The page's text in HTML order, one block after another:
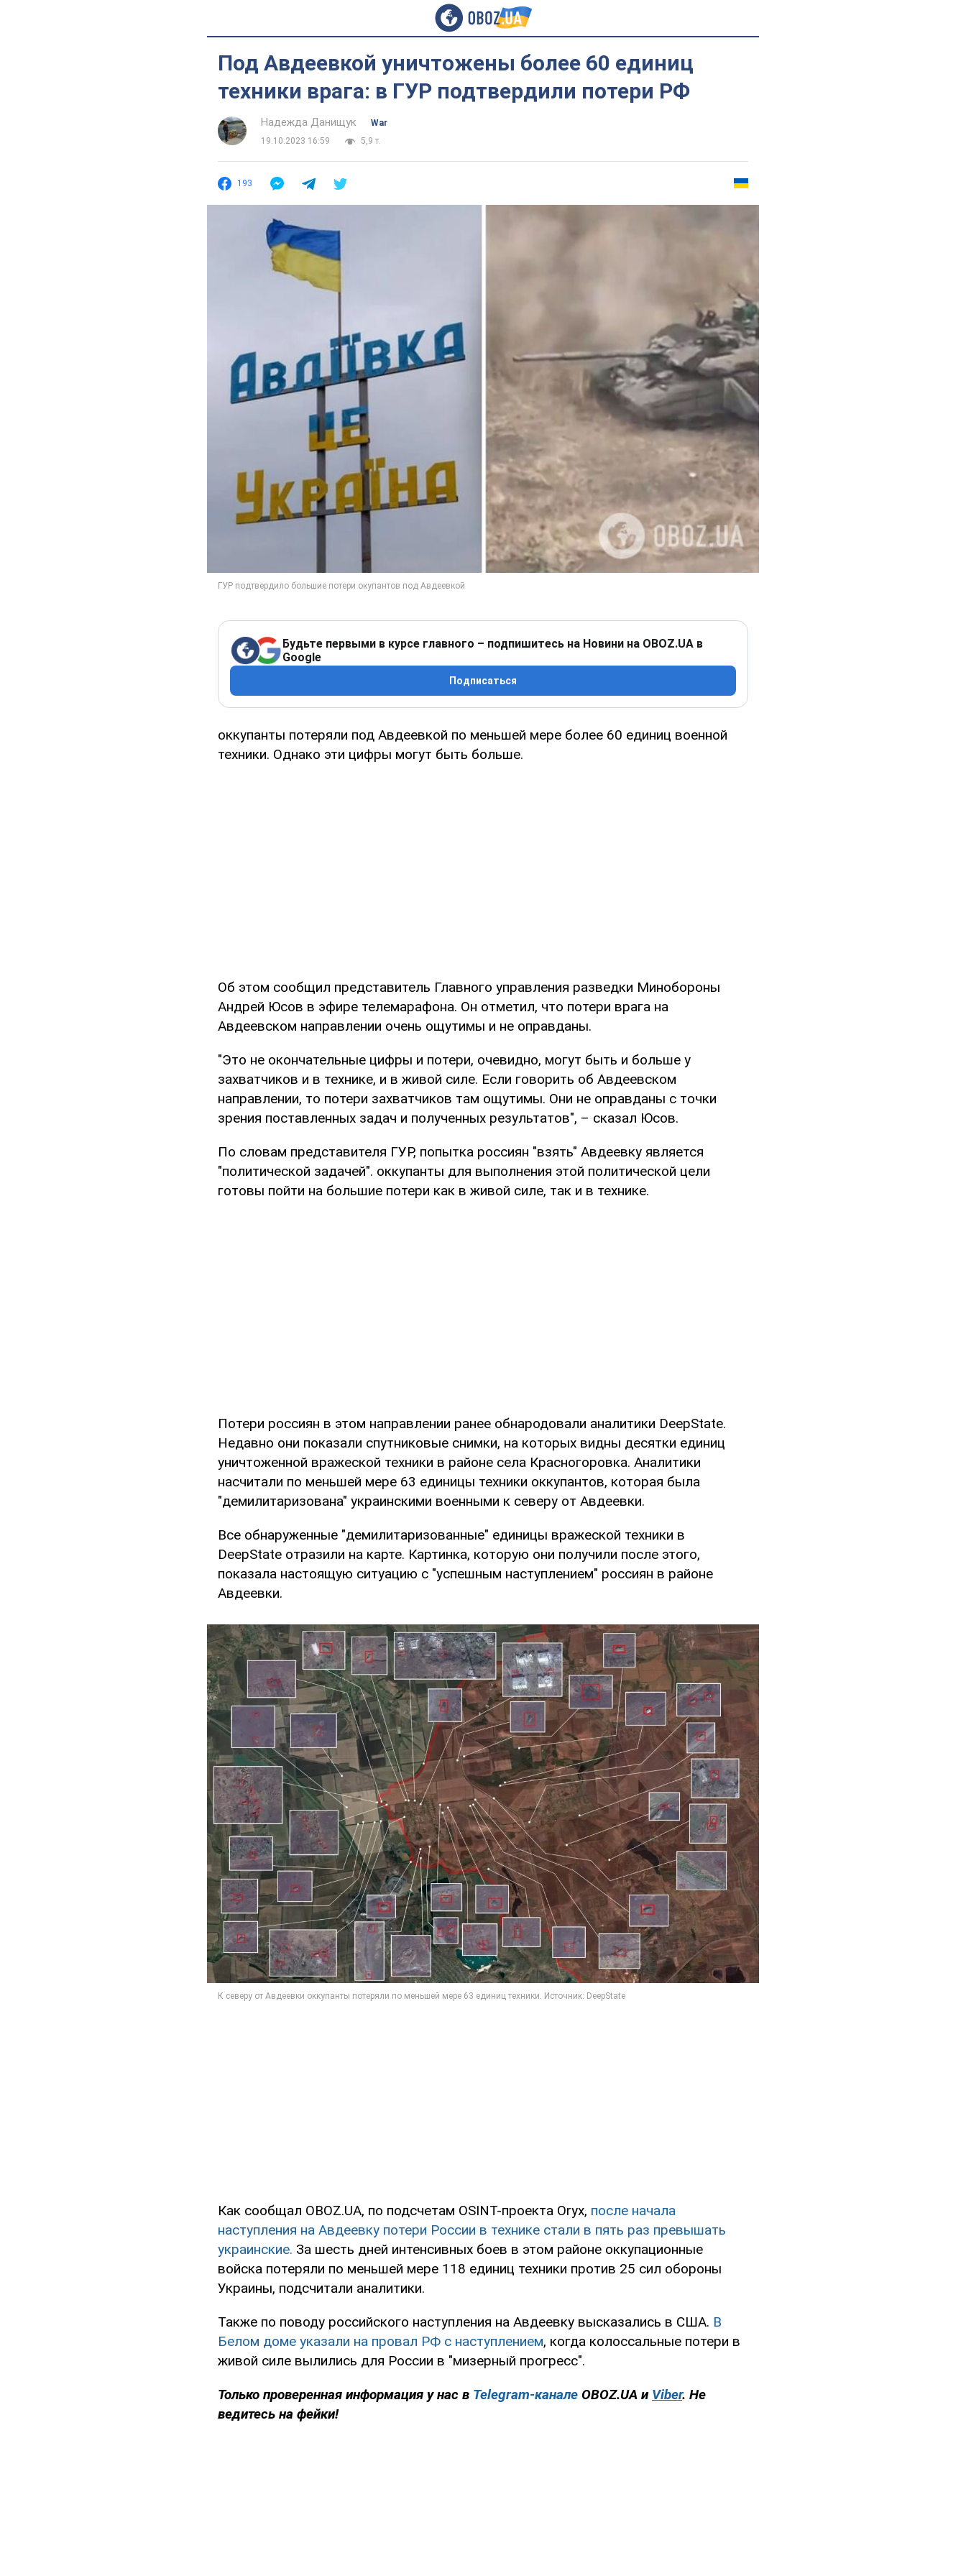
Под Авдеевкой уничтожены более 60 единиц
техники врага: в ГУР подтвердили потери РФ
Надежда Данищук
War
19.10.2023 16:59
5,9 т.
193
Будьте первыми в курсе главного – подпишитесь на Новини на OBOZ.UA в
Google
Подписаться
оккупанты потеряли под Авдеевкой по меньшей мере более 60 единиц военной
техники. Однако эти цифры могут быть больше.
Об этом сообщил представитель Главного управления разведки Минобороны
Андрей Юсов в эфире телемарафона. Он отметил, что потери врага на
Авдеевском направлении очень ощутимы и не оправданы.
"Это не окончательные цифры и потери, очевидно, могут быть и больше у
захватчиков и в технике, и в живой силе. Если говорить об Авдеевском
направлении, то потери захватчиков там ощутимы. Они не оправданы с точки
зрения поставленных задач и полученных результатов", – сказал Юсов.
По словам представителя ГУР, попытка россиян "взять" Авдеевку является
"политической задачей". оккупанты для выполнения этой политической цели
готовы пойти на большие потери как в живой силе, так и в технике.
Потери россиян в этом направлении ранее обнародовали аналитики DeepState.
Недавно они показали спутниковые снимки, на которых видны десятки единиц
уничтоженной вражеской техники в районе села Красногоровка. Аналитики
насчитали по меньшей мере 63 единицы техники оккупантов, которая была
"демилитаризована" украинскими военными к северу от Авдеевки.
Все обнаруженные "демилитаризованные" единицы вражеской техники в
DeepState отразили на карте. Картинка, которую они получили после этого,
показала настоящую ситуацию с "успешным наступлением" россиян в районе
Авдеевки.
Как сообщал OBOZ.UA, по подсчетам OSINT-проекта Oryx, после начала
наступления на Авдеевку потери России в технике стали в пять раз превышать
украинские. За шесть дней интенсивных боев в этом районе оккупационные
войска потеряли по меньшей мере 118 единиц техники против 25 сил обороны
Украины, подсчитали аналитики.
Также по поводу российского наступления на Авдеевку высказались в США. В
Белом доме указали на провал РФ с наступлением, когда колоссальные потери в
живой силе вылились для России в "мизерный прогресс".
Только проверенная информация у нас в Telegram-канале OBOZ.UA и Viber. Не
ведитесь на фейки!